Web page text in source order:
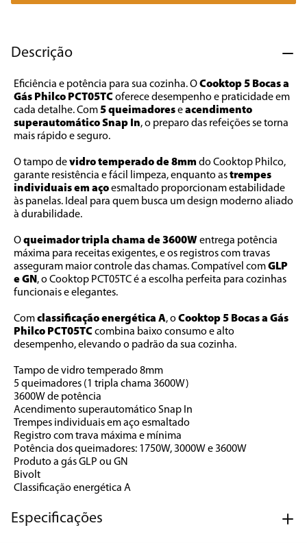
Descrição
Eficiência e potência para sua cozinha. O Cooktop 5 Bocas a
Gás Philco PCT05TC oferece desempenho e praticidade em
cada detalhe. Com 5 queimadores e acendimento
superautomático Snap In, o preparo das refeições se torna
mais rápido e seguro.
O tampo de vidro temperado de 8mm do Cooktop Philco,
garante resistência e fácil limpeza, enquanto as trempes
individuais em aço esmaltado proporcionam estabilidade
às panelas. Ideal para quem busca um design moderno aliado
à durabilidade.
O queimador tripla chama de 3600W entrega potência
máxima para receitas exigentes, e os registros com travas
asseguram maior controle das chamas. Compatível com GLP
e GN , o Cooktop PCT05TC é a escolha perfeita para cozinhas
funcionais e elegantes.
Com classificação energética A, o Cooktop 5 Bocas a Gás
Philco PCT05TC combina baixo consumo e alto
desempenho, elevando o padrão da sua cozinha.
Tampo de vidro temperado 8mm
5 queimadores (1 tripla chama 3600W)
3600W de potência
Acendimento superautomático Snap In
Trempes individuais em aço esmaltado
Registro com trava máxima e mínima
Potência dos queimadores: 1750W, 3000W e 3600W
Produto a gás GLP ou GN
Bivolt
Classificação energética A
Especificações
7º cafeteira
9º forno
10º ventilador